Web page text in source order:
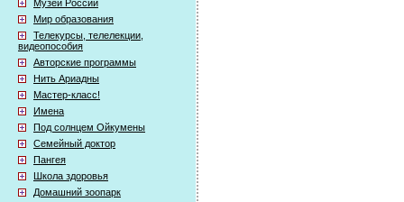
Музеи России
Мир образования
Телекурсы, телелекции,
видеопособия
Авторские программы
Нить Ариадны
Мастер-класс!
Имена
Под солнцем Ойкумены
Семейный доктор
Пангея
Школа здоровья
Домашний зоопарк